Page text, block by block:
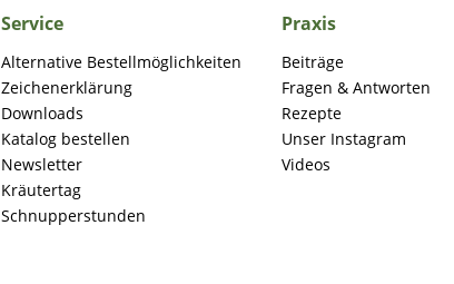
Service
Alternative Bestellmöglichkeiten
Zeichenerklärung
Downloads
Katalog bestellen
Newsletter
Kräutertag
Schnupperstunden
Praxis
Beiträge
Fragen & Antworten
Rezepte
Unser Instagram
Videos